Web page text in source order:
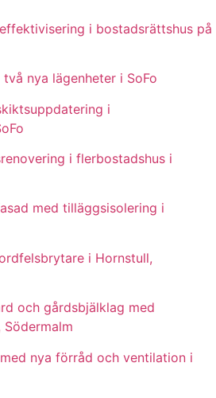
i bostadsrättshus på
nya lägenheter i SoFo
i
i flerbostadshus i
med tilläggsisolering i
i Hornstull,
och gårdsbjälklag med
nya förråd och ventilation i